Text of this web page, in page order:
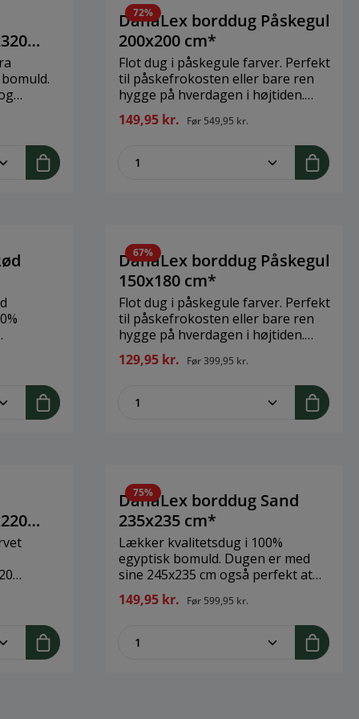
ikke
stor/lille, for at vimplen kan
klikkes på. Langkilde & Søn yder 2
måneders garanti mod knuder på
vimpler og standere. Brand:
Langkilde & Søn Størrelse: Passer
til 8m flagstang // 21x400 cm
Materiale: Flagdug
72%
DanaLex borddug Påskegul
200x200 cm*
Flot dug i påskegule farver. Perfekt
til påskefrokosten eller bare ren
hygge på hverdagen i højtiden.
Dugen er firkantet, men kan
grundet de 200x200cm også
bruges til et rundt bord.Brand:
DanaLexStørrelse: 200x200
149,95 kr. Før 549,95 kr.
67%
DanaLex borddug Påskegul
150x180 cm*
Flot dug i påskegule farver. Perfekt
til påskefrokosten eller bare ren
hygge på hverdagen i højtiden.
Brand: DanaLexStørrelse: 150x180
cmMateriale: 100% bomuld
129,95 kr. Før399,95 kr.
75%
DanaLex borddug Sand
235x235 cm*
Lækker kvalitetsdug i 100%
egyptisk bomuld. Dugen er med
sine 245x235 cm også perfekt at
bruge til runde borde, selvom den
er firkantet.Brand:
cmMateriale: 100% bomuld
149,95 kr. Før 599,95 kr.